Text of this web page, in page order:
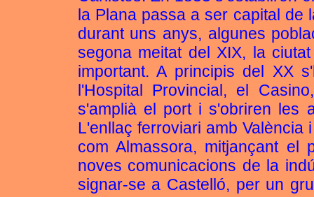
la Plana passa a ser capital de
durant uns anys, algunes
segona meitat del XIX, la
important. A principis del XX
l'Hospital Provincial, el
s'amplià el port i s'obriren les
L'enllaç ferroviari amb
com Almassora, mitjançant el
noves comunicacions de la
signar-se a Castelló, per un